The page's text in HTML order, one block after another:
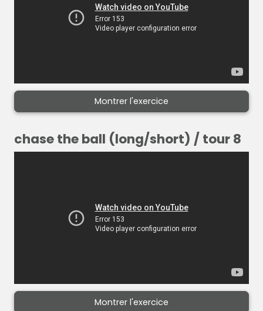
Montrer l'exercice
chase the ball (long/short) / tour 8
Montrer l'exercice